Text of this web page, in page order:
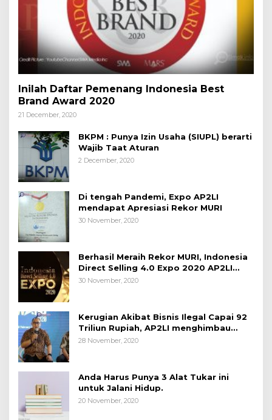
Inilah Daftar Pemenang Indonesia Best
Brand Award 2020
21 December, 2020
BKPM : Punya Izin Usaha (SIUPL) berarti
Wajib Taat Aturan
2 December, 2020
Di tengah Pandemi, Expo AP2LI
mendapat Apresiasi Rekor MURI
30 November, 2020
Berhasil Meraih Rekor MURI, Indonesia
Direct Selling 4.0 Expo 2020 AP2LI
berakhir sangat memuaskan
30 November, 2020
Kerugian Akibat Bisnis Ilegal Capai 92
Triliun Rupiah, AP2LI menghimbau
masyarakat Waspada.
28 November, 2020
Anda Harus Punya 3 Alat Tukar ini
untuk Jalani Hidup.
20 November, 2020